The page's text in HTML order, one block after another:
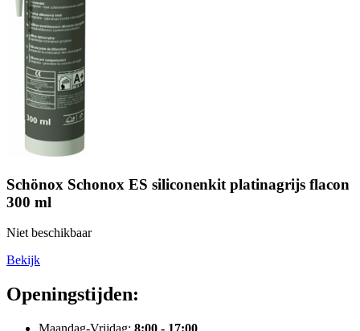
Schönox Schonox ES siliconenkit platinagrijs flacon
300 ml
Niet beschikbaar
Bekijk
Openingstijden:
Maandag-Vrijdag: 8:00 - 17:00